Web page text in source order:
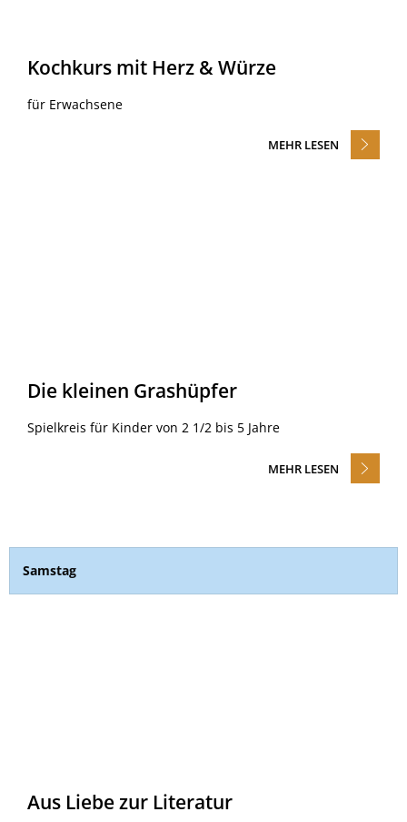
Kochkurs mit Herz & Würze
für Erwachsene
MEHR LESEN
Die kleinen Grashüpfer
Spielkreis für Kinder von 2 1/2 bis 5 Jahre
MEHR LESEN
Samstag
Aus Liebe zur Literatur